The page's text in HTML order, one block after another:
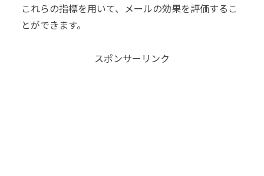
これらの指標を用いて、メールの効果を評価するこ
とができます。
スポンサーリンク